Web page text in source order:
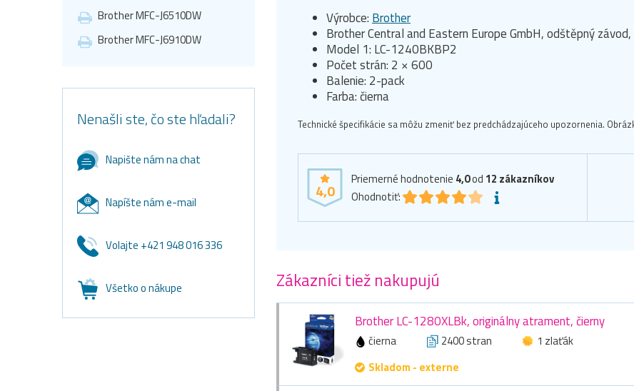
Brother MFC-J6510DW
Brother MFC-J6910DW
Nenašli ste, čo ste hľadali?
Napište nám na chat
Napíšte nám e-mail
Volajte +421 948 016 336
Všetko o nákupe
Výrobce: Brother
Brother Central and Eastern Europe GmbH, odštěpný
Model 1: LC-1240BKBP2
Počet strán: 2 × 600
Balenie: 2-pack
Farba: čierna
Technické špecifikácie sa môžu zmeniť bez predchádzajúceho upozornenia.
4,0
Priemerné hodnotenie 4,0od 12 zákazníkov
Ohodnotiť:
Zákazníci tiež nakupujú
Brother LC-1280XLBk, originálny atrament, čierny
čierna 2400 stran
1 zlaťák
Skladom - externe